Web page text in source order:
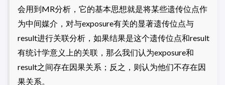
会用到MR分析，它的基本思想就是将某些遗传位点作
为中间媒介，对与exposure有关的显著遗传位点与
result进行关联分析，如果结果是这个遗传位点和result
有统计学意义上的关联，那么我们认为exposure和
result之间存在因果关系；反之，则认为他们不存在因
果关系。